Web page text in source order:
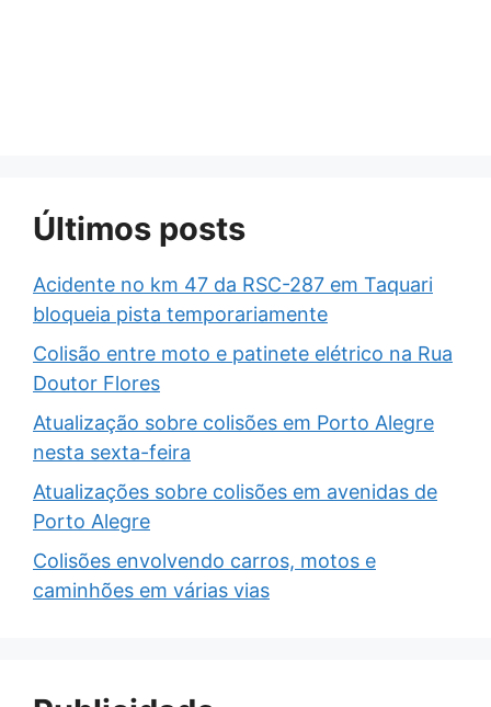
Últimos posts
Acidente no km 47 da RSC-287 em Taquari
bloqueia pista temporariamente
Colisão entre moto e patinete elétrico na Rua
Doutor Flores
Atualização sobre colisões em Porto Alegre
nesta sexta-feira
Atualizações sobre colisões em avenidas de
Porto Alegre
Colisões envolvendo carros, motos e
caminhões em várias vias